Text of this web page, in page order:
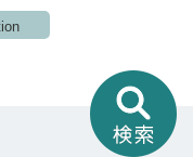
情
報
を